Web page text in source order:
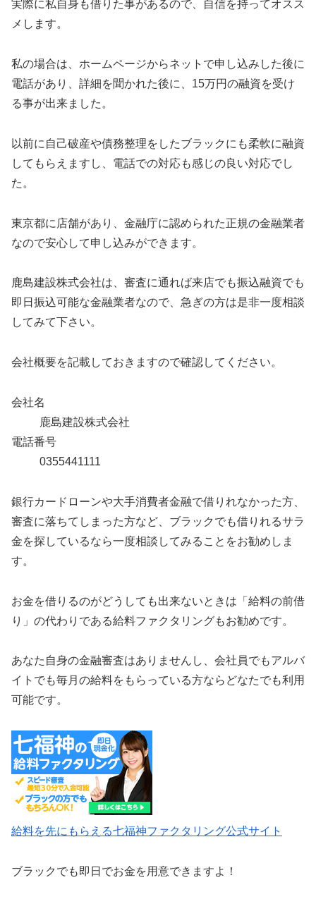
実際に私自身も借りた事があるので、自信を持ってオスス
メします。
私の場合は、ホームページからネットで申し込みした後に
電話があり、詳細を聞かれた後に、15万円の融資を受け
る事が出来ました。
以前に自己破産や債務整理をしたブラックにも柔軟に融資
してもらえますし、電話での対応も感じの良い対応でし
た。
東京都に店舗があり、金融庁に認められた正規の金融業者
なので安心して申し込みができます。
鹿島建設株式会社は、審査に通れば来店でも振込融資でも
即日振込可能な金融業者なので、急ぎの方は是非一度相談
してみて下さい。
会社概要を記載しておきますので確認してください。
会社名
鹿島建設株式会社
電話番号
0355441111
銀行カードローンや大手消費者金融で借りれなかった方、
審査に落ちてしまった方など、ブラックでも借りれるサラ
金を探しているなら一度相談してみることをお勧めしま
す。
お金を借りるのがどうしても出来ないときは「給料の前借
り」の代わりである給料ファクタリングもお勧めです。
あなた自身の金融審査はありませんし、会社員でもアルバ
イトでも毎月の給料をもらっている方ならどなたでも利用
可能です。
給料を先にもらえる七福神ファクタリング公式サイト
ブラックでも即日でお金を用意できますよ！